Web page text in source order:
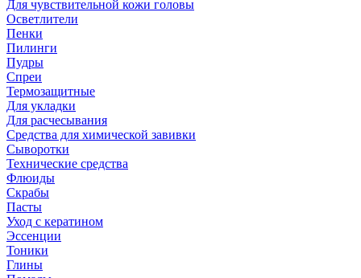
Для чувствительной кожи головы
Осветлители
Пенки
Пилинги
Пудры
Спреи
Термозащитные
Для укладки
Для расчесывания
Средства для химической завивки
Сыворотки
Технические средства
Флюиды
Скрабы
Пасты
Уход с кератином
Эссенции
Тоники
Глины